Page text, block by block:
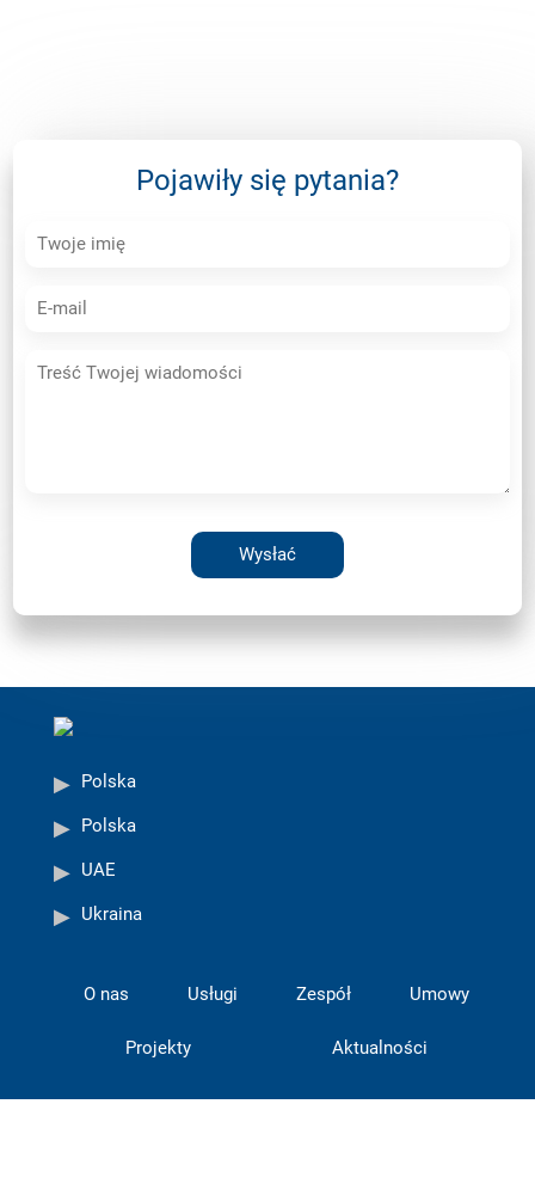
Pojawiły się pytania?
Polska
Polska
UAE
Ukraina
O nas Usługi Zespół Umowy
Projekty Aktualności